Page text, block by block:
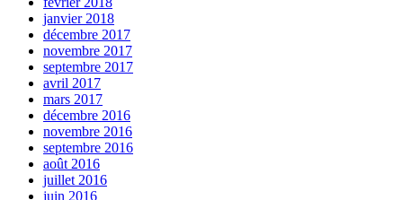
janvier 2018
décembre 2017
novembre 2017
septembre 2017
avril 2017
mars 2017
décembre 2016
novembre 2016
septembre 2016
août 2016
juillet 2016
juin 2016